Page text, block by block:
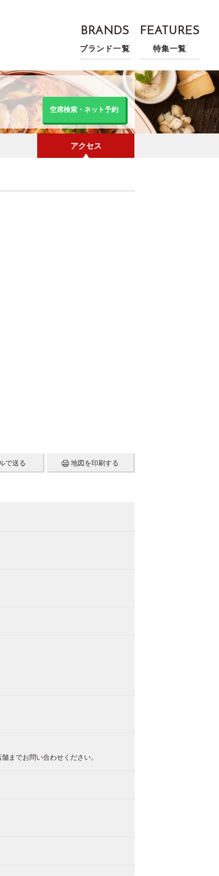
BRANDS
ブランド一覧
FEATURES
特集一覧
空席検索・ネット予約
アクセス
で送る 地図を印刷する
までお問い合わせください。